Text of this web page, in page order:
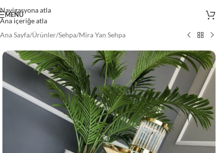
Navigasyona atla
Ana içeriğe atla
MENÜ
Ana Sayfa/Ürünler/Sehpa/Mira Yan Sehpa